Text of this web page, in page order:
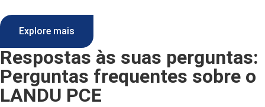
Explore mais
Respostas às suas perguntas:
Perguntas frequentes sobre o
LANDU PCE